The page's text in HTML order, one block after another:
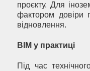
проєкту. Для
фактором довіри
відновлення.
BIM у практиці
Під час